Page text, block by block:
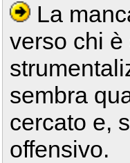
La
verso chi
sembra
cercato e,
offensivo.